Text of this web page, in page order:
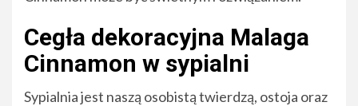
Cegła dekoracyjna Malaga
Cinnamon w sypialni
Sypialnia jest naszą osobistą twierdzą, ostoja oraz